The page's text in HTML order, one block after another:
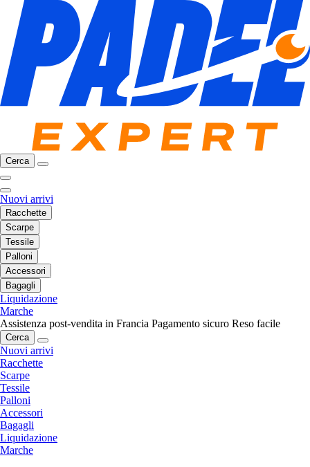
Cerca
Nuovi arrivi
Racchette
Scarpe
Tessile
Palloni
Accessori
Bagagli
Liquidazione
Marche
Assistenza post-vendita in Francia Pagamento sicuro Reso facile
Cerca
Nuovi arrivi
Racchette
Scarpe
Tessile
Palloni
Accessori
Bagagli
Liquidazione
Marche